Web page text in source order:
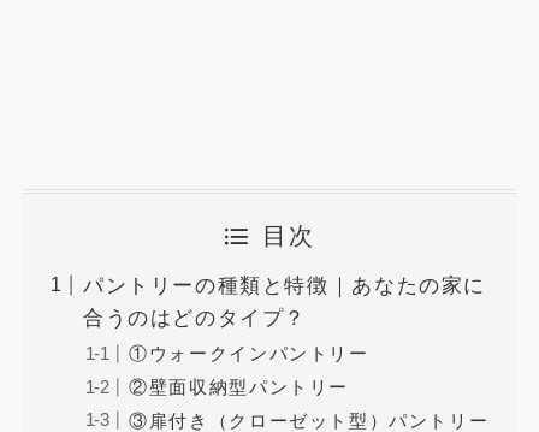
目次
パントリーの種類と特徴｜あなたの家に
合うのはどのタイプ？
①ウォークインパントリー
②壁面収納型パントリー
③扉付き（クローゼット型）パントリー